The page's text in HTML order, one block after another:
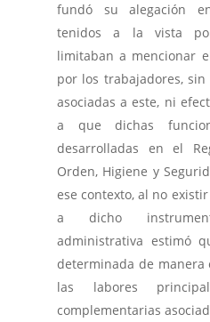
fundó su alegación
tenidos a la vista
limitaban a mencionar
por los trabajadores,
asociadas a este, ni
a que dichas
desarrolladas en el
Orden, Higiene y
ese contexto, al no
a dicho
administrativa estimó
determinada de manera
las labores
complementarias